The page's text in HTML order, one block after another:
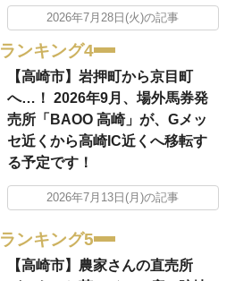
2026年7月28日(火)の記事
ランキング4
【高崎市】岩押町から京目町
へ…！ 2026年9月、場外馬券発
売所「BAOO 高崎」が、Gメッ
セ近くから高崎IC近くへ移転す
る予定です！
2026年7月13日(月)の記事
ランキング5
【高崎市】農家さんの直売所